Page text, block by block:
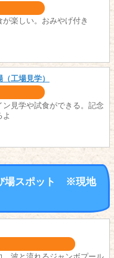
楽しい。おみやげ付き
工場見学）
ン見学や試食ができる。記念
よ
場スポット ※現地